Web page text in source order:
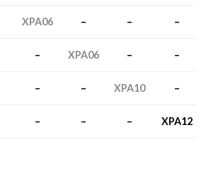
XPA06 – – –
– XPA06 – –
– – XPA10 –
– – – XPA12